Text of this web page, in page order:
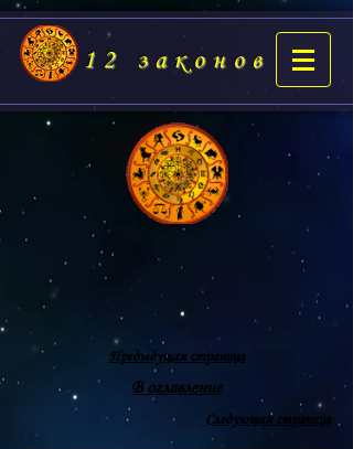
12 законов
Предыдущая страница
В оглавление
Следующая страница